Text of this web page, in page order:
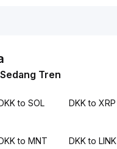
Tren
to SOL DKK to XRP
to MNT DKK to LINK